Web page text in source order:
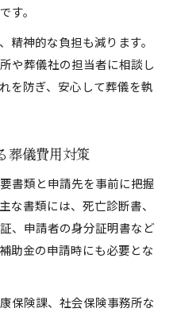
す。
精神的な負担も減ります。
や葬儀社の担当者に相談し
を防ぎ、安心して葬儀を執
葬儀費用対策
書類と申請先を事前に把握
な書類には、死亡診断書、
、申請者の身分証明書など
助金の申請時にも必要とな
保険課、社会保険事務所な